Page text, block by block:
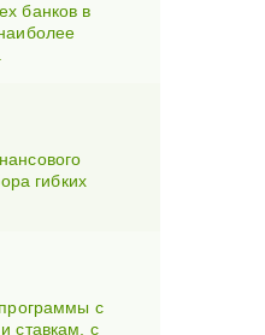
банков в
гибких
с
ставкам, с